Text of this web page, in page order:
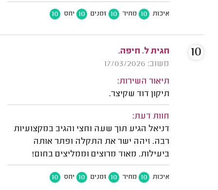
איכות 10 מחיר 10 זמנים 10 יחס 10
חגית ל. חיפה.
משוב: 17/03/2026
תיאור השירות:
תיקון דוד שקיצר.
חוות דעת:
דניאל הגיע תוך שעה וחצי והגיב במקצועיות
רבה. זיהה ישר את התקלה ופתר אותה
ביעילות. מאוד מרוצים וממליצים בחום!
איכות 10 מחיר 10 זמנים 10 יחס 10
10